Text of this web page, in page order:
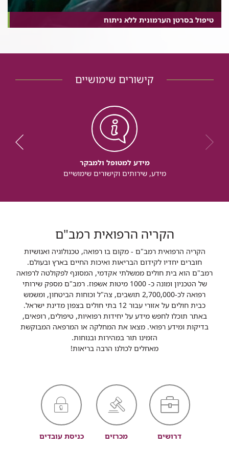
טיפול בסרטן הערמונית ללא ניתוח
קישורים שימושיים
מידע למטופל ולמבקר
מידע, שירותים וקישורים שימושיים
הקריה הרפואית רמב"ם
הקריה הרפואית רמב"ם - מקום בו רפואה, טכנולוגיה ואנושיות
חוברים יחדיו לקידום הבריאות ואיכות החיים בארץ ובעולם.
רמב"ם הוא בית חולים ממשלתי אקדמי, המסונף לפקולטה לרפואה
של הטכניון ומונה כ- 1000 מיטות אשפוז. רמב"ם מספק שירותי
רפואה לכ-2,700,000 תושבים, צה"ל וכוחות הביטחון, ומשמש
כבית חולים על אזורי עבור 12 בתי חולים בצפון מדינת ישראל.
באתר תוכלו לחפש מידע על יחידות רפואיות, טיפולים, רופאים,
בדיקות ומידע רפואי. מצאו את המחלקה או המרפאה המבוקשת
הזמינו תור במהירות ובנוחות.
מאחלים לכולנו הרבה בריאות!
דרושים מכרזים כניסת עובדים